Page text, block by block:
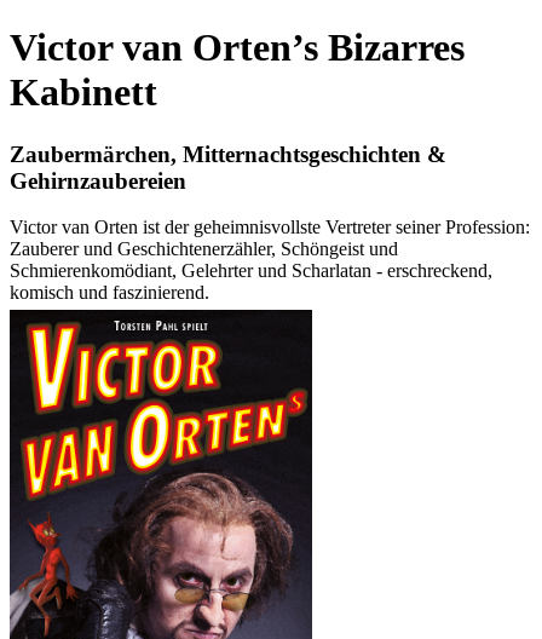
Victor van Orten’s Bizarres
Kabinett
Zaubermärchen, Mitternachtsgeschichten &
Gehirnzaubereien
Victor van Orten ist der geheimnisvollste Vertreter seiner Profession:
Zauberer und Geschichtenerzähler, Schöngeist und
Schmierenkomödiant, Gelehrter und Scharlatan - erschreckend,
komisch und faszinierend.